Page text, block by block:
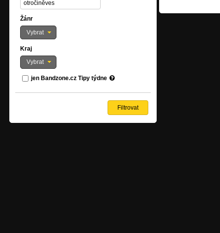
Žánr
Vybrat
Kraj
Vybrat
jen Bandzone.cz Tipy týdne